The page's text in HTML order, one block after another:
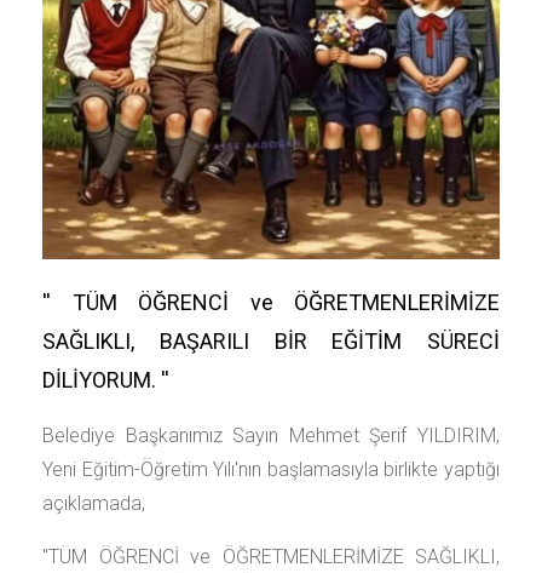
'' TÜM ÖĞRENCİ ve ÖĞRETMENLERİMİZE
SAĞLIKLI, BAŞARILI BİR EĞİTİM SÜRECİ
DİLİYORUM. ''
Belediye Başkanımız Sayın Mehmet Şerif YILDIRIM,
Yeni Eğitim-Öğretim Yılı'nın başlamasıyla birlikte yaptığı
açıklamada,
''TÜM ÖĞRENCİ ve ÖĞRETMENLERİMİZE SAĞLIKLI,